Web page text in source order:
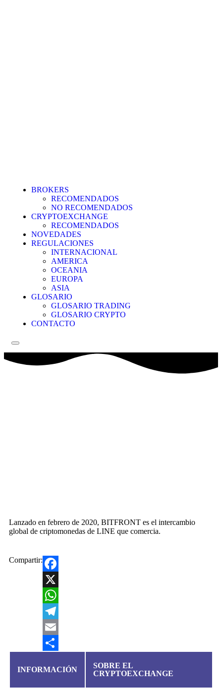
BROKERS
RECOMENDADOS
NO RECOMENDADOS
CRYPTOEXCHANGE
RECOMENDADOS
NOVEDADES
REGULACIONES
INTERNACIONAL
AMERICA
OCEANIA
EUROPA
ASIA
GLOSARIO
GLOSARIO TRADING
GLOSARIO CRYPTO
CONTACTO
Menú conmutador hamburguesa
Lanzado en febrero de 2020, BITFRONT es el intercambio
global de criptomonedas de LINE que comercia.
Compartir:
Facebook
X
WhatsApp
Telegram
Email
INFORMACIÓN
SOBRE EL
CRYPTOEXCHANGE